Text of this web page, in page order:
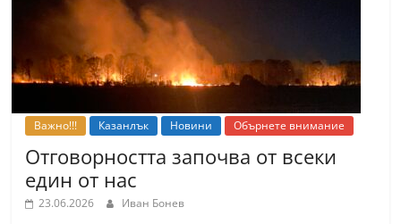
а
а
н
л
ъ
к
и
о
Важно!!! Казанлък Новини Обърнете внимание
Отговорността започва от всеки
един от нас
23.06.2026 Иван Бонев